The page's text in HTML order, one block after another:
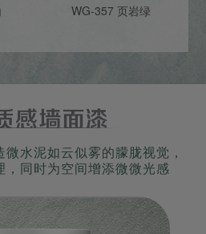
WG-357 页岩绿
水泥如云似雾的朦胧视觉，
同时为空间增添微微光感